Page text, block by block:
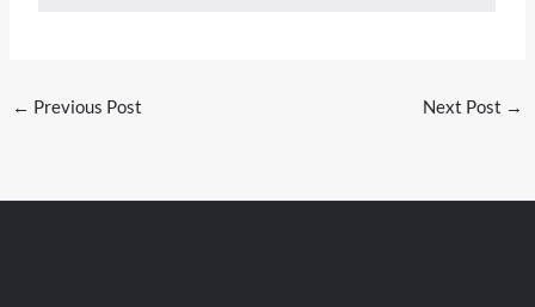
← Previous Post Next Post →